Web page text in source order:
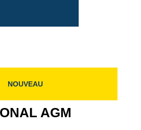
NOUVEAU
AGM